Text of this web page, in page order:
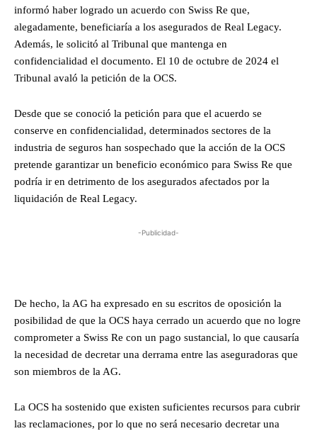
informó haber logrado un acuerdo con Swiss Re que,
alegadamente, beneficiaría a los asegurados de Real Legacy.
Además, le solicitó al Tribunal que mantenga en
confidencialidad el documento. El 10 de octubre de 2024 el
Tribunal avaló la petición de la OCS.
Desde que se conoció la petición para que el acuerdo se
conserve en confidencialidad, determinados sectores de la
industria de seguros han sospechado que la acción de la OCS
pretende garantizar un beneficio económico para Swiss Re que
podría ir en detrimento de los asegurados afectados por la
liquidación de Real Legacy.
-Publicidad-
De hecho, la AG ha expresado en su escritos de oposición la
posibilidad de que la OCS haya cerrado un acuerdo que no logre
comprometer a Swiss Re con un pago sustancial, lo que causaría
la necesidad de decretar una derrama entre las aseguradoras que
son miembros de la AG.
La OCS ha sostenido que existen suficientes recursos para cubrir
las reclamaciones, por lo que no será necesario decretar una